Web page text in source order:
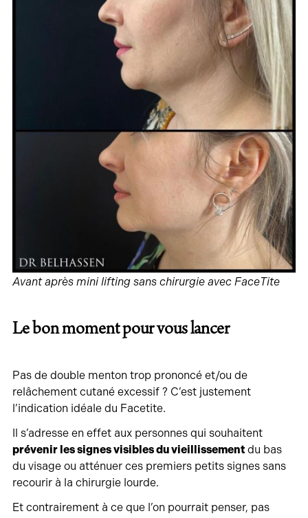
Avant après mini lifting sans chirurgie avec FaceTite
Le bon moment pour vous lancer
Pas de double menton trop prononcé et/ou de
relâchement cutané excessif ? C’est justement
l’indication idéale du Facetite.
Il s’adresse en effet aux personnes qui souhaitent
prévenir les signes visibles du vieillissementdu bas
du visage ou atténuer ces premiers petits signes sans
recourir à la chirurgie lourde.
Et contrairement à ce que l’on pourrait penser, pas